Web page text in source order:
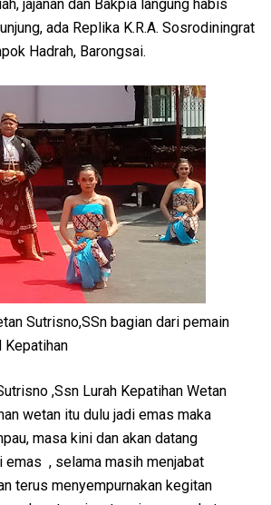
jajanan dan Bakpia langung habis
ada Replika K.R.A. Sosrodiningrat
Hadrah, Barongsai.
Sutrisno,SSn bagian dari pemain
Kepatihan
,Ssn Lurah Kepatihan Wetan
wetan itu dulu jadi emas maka
masa kini dan akan datang
emas , selama masih menjabat
terus menyempurnakan kegitan